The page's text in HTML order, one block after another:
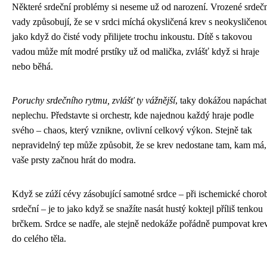
Některé srdeční problémy si neseme už od narození. Vrozené
vady způsobují, že se v srdci míchá okysličená krev s
jako když do čisté vody přilijete trochu inkoustu. Dítě s takovou
vadou může mít modré prstíky už od malička, zvlášť když si hraje
nebo běhá.
Poruchy srdečního rytmu, zvlášť ty vážnější, taky dokážou napáchat
neplechu. Představte si orchestr, kde najednou každý hraje podle
svého – chaos, který vznikne, ovlivní celkový výkon. Stejně tak
nepravidelný tep může způsobit, že se krev nedostane tam, kam
vaše prsty začnou hrát do modra.
Když se zúží cévy zásobující samotné srdce – při ischemické
srdeční – je to jako když se snažíte nasát hustý koktejl příliš tenkou
brčkem. Srdce se nadře, ale stejně nedokáže pořádně pumpovat
do celého těla.